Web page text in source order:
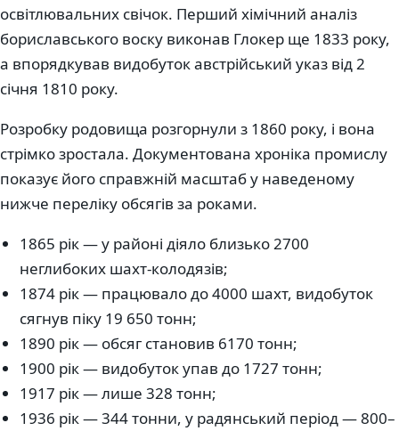
освітлювальних свічок. Перший хімічний аналіз
бориславського воску виконав Глокер ще 1833 року,
а впорядкував видобуток австрійський указ від 2
січня 1810 року.
Розробку родовища розгорнули з 1860 року, і вона
стрімко зростала. Документована хроніка промислу
показує його справжній масштаб у наведеному
нижче переліку обсягів за роками.
1865 рік — у районі діяло близько 2700
неглибоких шахт-колодязів;
1874 рік — працювало до 4000 шахт, видобуток
сягнув піку 19 650 тонн;
1890 рік — обсяг становив 6170 тонн;
1900 рік — видобуток упав до 1727 тонн;
1917 рік — лише 328 тонн;
1936 рік — 344 тонни, у радянський період — 800–